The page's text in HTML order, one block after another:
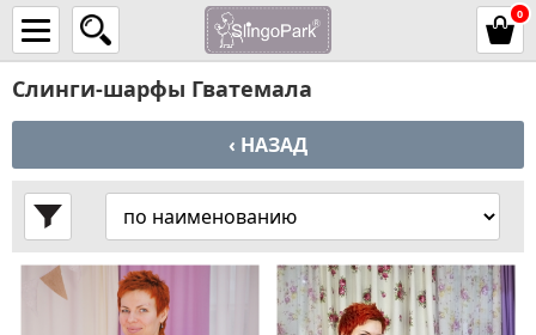
0
Слинги-шарфы Гватемала
‹ НАЗАД